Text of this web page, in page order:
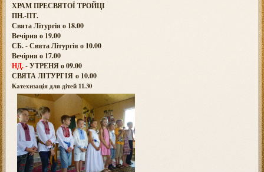
ХРАМ ПРЕСВЯТОЇ ТРОЙЦІ
ПН.-ПТ.
Свята Літургія о 18.00
Вечірня о 19.00
СБ. - Свята Літургія о 10.00
Вечірня о 17.00
НД.- УТРЕНЯ о 09.00
СВЯТА ЛІТУРГІЯ о 10.00
Катехизація для дітей 11.30